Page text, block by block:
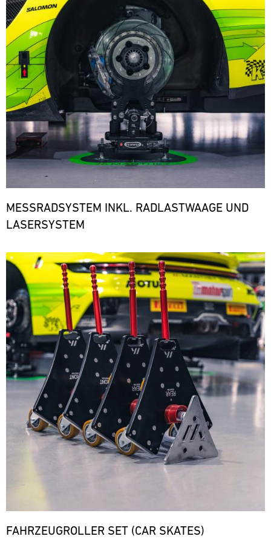
den
notwendigen
Ersatzteilen.
MESSRADSYSTEM INKL. RADLASTWAAGE UND
LASERSYSTEM
Bild
FAHRZEUGROLLER SET (CAR SKATES)